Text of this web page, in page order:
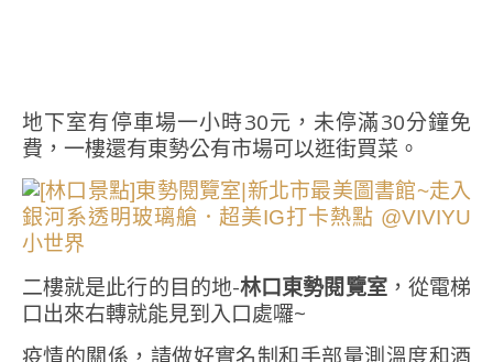
地下室有停車場一小時30元，未停滿30分鐘免
費，一樓還有東勢公有市場可以逛街買菜。
二樓就是此行的目的地-林口東勢閱覽室，從電梯
口出來右轉就能見到入口處囉~